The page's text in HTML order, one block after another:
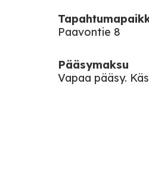
Paavontie 8
Pääsymaksu
Vapaa pääsy.